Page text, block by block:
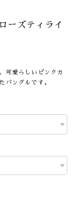
ーズティライ
可愛らしいピンクカ
バングルです。